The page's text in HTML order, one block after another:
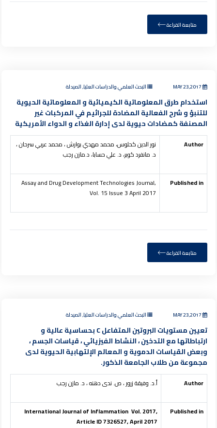
متابعة القراءة
البحث العلمي والدراسات العليا, الصيدلة
استخدام طرق المعلوماتية الكيميائية و المعلوماتية الحيوية
للتنبؤ و شرح الفعالية المضادة للجراثيم في المركبات غير
المصنفة كمضادات حيوية لدى إدارة الغذاء و الدواء الأمريكية
Author
نور الدين كحلوس، محمد مهدي بوارش ، محمد عربي سرحان ،
د. مانفرد كوبر، د. علي حسابا، د.مازن رجب
Published in
Assay and Drug Development Technologies Journal,
Vol. 15 Issue 3 April 2017
متابعة القراءة
البحث العلمي والدراسات العليا, الصيدلة
تعيين مستويات البروتين المتفاعل C بحساسية عالية و
ارتباطاتها مع التدخين ، النشاط الفيزيائي ، قياسات الجسم ،
وبعض القياسات الدموية و المعالم الإلتهابية الحيوية لدى
مجموعة من طلاب الجامعة الذكور.
Author أ.د. وفيقة زرور ، ص. ندى دهنه ، د. مازن رجب
Published in
International Journal of Inflammation Vol. 2017,
Article ID 7326527, April 2017